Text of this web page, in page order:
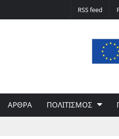
RSS feed
ΑΡΘΡΑ ΠΟΛΙΤΙΣΜΟΣ